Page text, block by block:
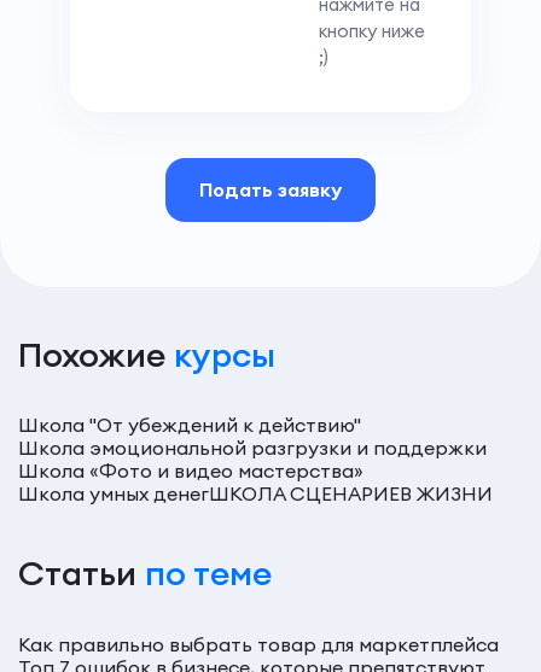
кнопку ниже
;)
Подать заявку
Похожие курсы
Школа "От убеждений к действию"
Школа эмоциональной разгрузки и поддержки
Школа «Фото и видео мастерства»
Школа умных денегШКОЛА СЦЕНАРИЕВ ЖИЗНИ
Статьи по теме
Как правильно выбрать товар для маркетплейса
Топ 7 ошибок в бизнесе, которые препятствуют